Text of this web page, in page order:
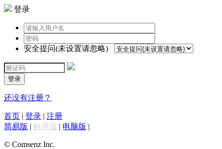
登录
安全提问(未设置请忽略)
登录
还没有注册？
首页 | 登录 | 注册
简易版 | 触屏版 | 电脑版 |
© Comsenz Inc.